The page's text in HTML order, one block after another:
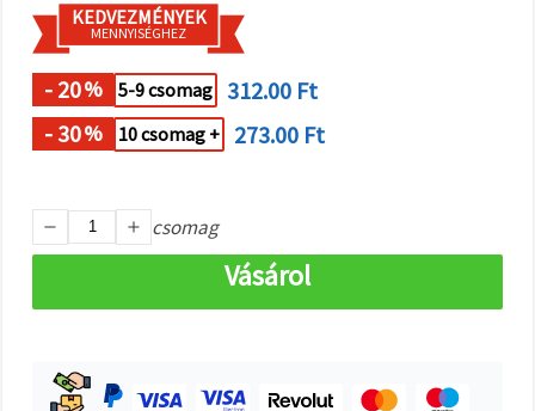
Beállításokban
megadhatja
preferenciáit
az adott
típusú sütik
kiválasztásával
"Mentés"
Fogadja
mindet
KEDVEZMÉNYEK
MENNYISÉGHEZ
- 20% 5-9 csomag
312.00 Ft
- 30% 10 csomag + 273.00 Ft
csomag
Vásárol